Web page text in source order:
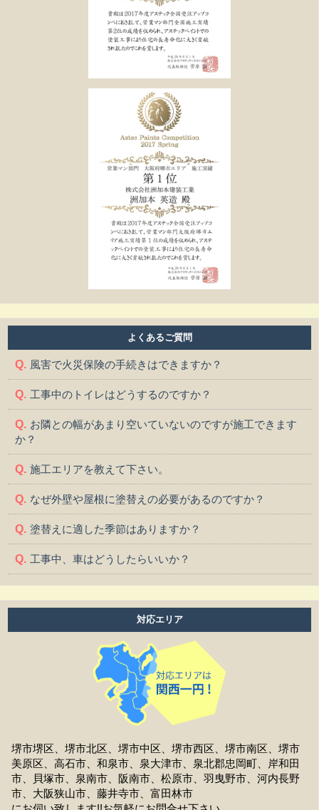
よくあるご質問
風害で火災保険の手続きはできますか？
工事中のトイレはどうするのですか？
お隣との幅があまり空いていないのですが施工できます
か？
施工エリアを教えて下さい。
なぜ外壁や屋根に塗替えの必要があるのですか？
塗替えに適した季節はありますか？
工事中、車はどうしたらいいか？
工事中、気になる事や相談などがある場合はどうすれば
よいですか？
工事中は留守をしても大丈夫ですか？
施工後の保証はどうなっていますか？
作業時間は何時から何時までですか？
家の周囲に荷物を置いてますが、どこまで片付ければよ
洗濯物は干せますか？
工事前の近隣への挨拶はどうなりますか？
対応エリア
堺市堺区、堺市北区、堺市中区、堺市西区、堺市南区、堺市
美原区、高石市、和泉市、泉大津市、泉北郡忠岡町、岸和田
市、貝塚市、泉南市、阪南市、松原市、羽曳野市、河内長野
市、大阪狭山市、藤井寺市、富田林市